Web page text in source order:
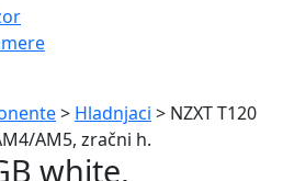
> Hladnjaci > NZXT T120
AM5, zračni h.
white,